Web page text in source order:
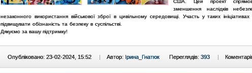
США. Цей проект
зменшення наслідків
незаконного використання військової зброї вцивільному середовищі. Участь у таких
підвищувати обізнаність та безпеку в суспільстві.
Дякуємо за вашу підтримку!
Опубліковано: 23-02-2024, 15:52 | Автор: Ірина_Гнатюк Переглядів: 393 |